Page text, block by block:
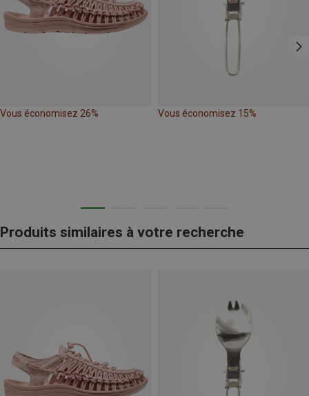
Vous économisez 26% Vous économisez 15%
Produits similaires à votre recherche